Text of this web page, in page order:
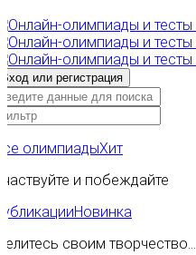
олимпиадыХит
и побеждайте
Новинка
своим творчество...